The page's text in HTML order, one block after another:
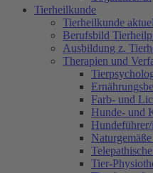
Tierheilkunde
Tierheilkunde
Berufsbild
Ausbildung z.
Therapien und
Farb- und
Hunde- und
Tier-